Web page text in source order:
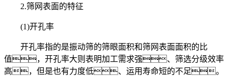
2.筛网表面的特征
(1)开孔率
开孔率指的是振动筛的筛眼面积和筛网表面面积的比
值，开孔率大则表明加工需求强、筛选分级效率
高，但是也有力度低、运用寿命短的不足。